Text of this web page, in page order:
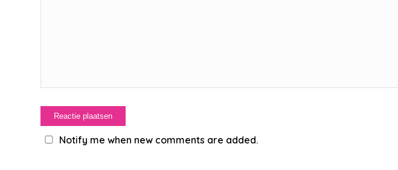
Notify me when new comments are added.